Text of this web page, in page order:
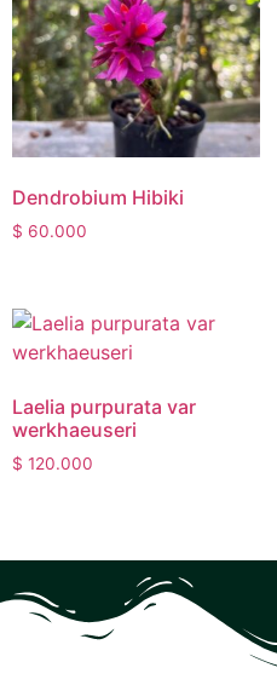
Dendrobium Hibiki
$ 60.000
Laelia purpurata var
werkhaeuseri
$ 120.000